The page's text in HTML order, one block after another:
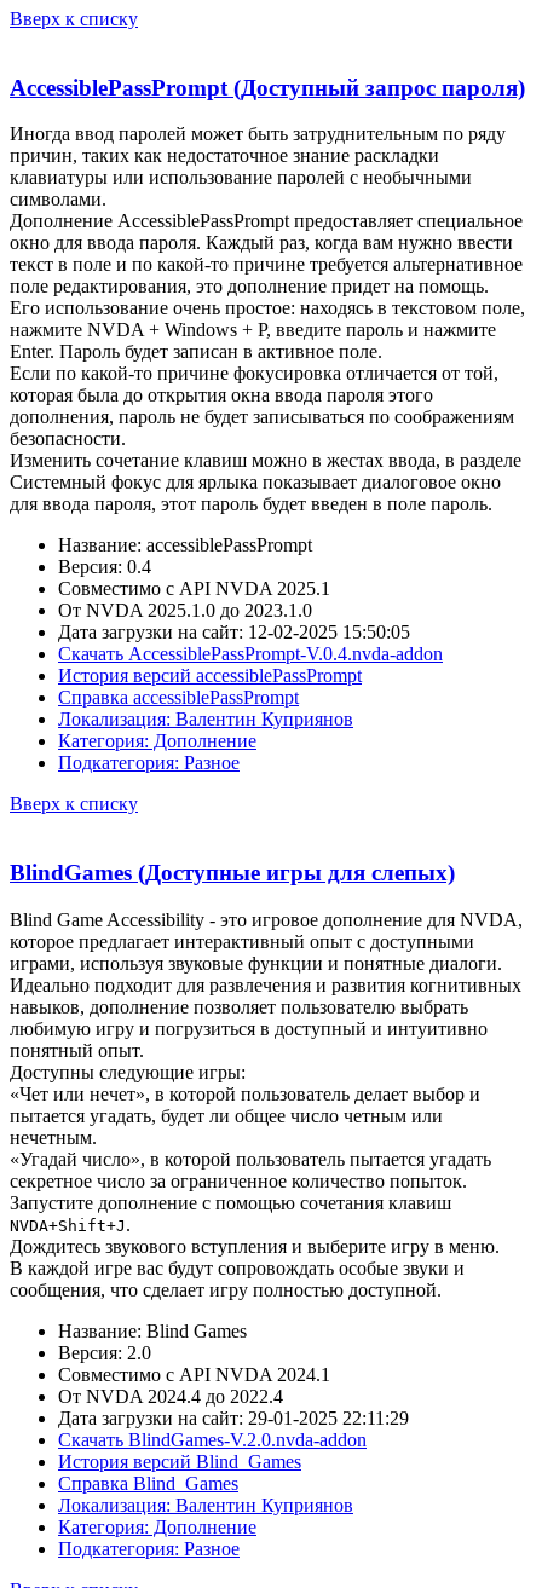
Вверх к списку
AccessiblePassPrompt (Доступный запрос пароля)
Иногда ввод паролей может быть затруднительным по ряду
причин, таких как недостаточное знание раскладки
клавиатуры или использование паролей с необычными
символами.
Дополнение AccessiblePassPrompt предоставляет специальное
окно для ввода пароля. Каждый раз, когда вам нужно ввести
текст в поле и по какой-то причине требуется альтернативное
поле редактирования, это дополнение придет на помощь.
Его использование очень простое: находясь в текстовом поле,
нажмите NVDA + Windows + P, введите пароль и нажмите
Enter. Пароль будет записан в активное поле.
Если по какой-то причине фокусировка отличается от той,
которая была до открытия окна ввода пароля этого
дополнения, пароль не будет записываться по соображениям
безопасности.
Изменить сочетание клавиш можно в жестах ввода, в разделе
Системный фокус для ярлыка показывает диалоговое окно
для ввода пароля, этот пароль будет введен в поле пароль.
Название: accessiblePassPrompt
Версия: 0.4
Совместимо с API NVDA 2025.1
От NVDA 2025.1.0 до 2023.1.0
Дата загрузки на сайт: 12-02-2025 15:50:05
Скачать AccessiblePassPrompt-V.0.4.nvda-addon
История версий accessiblePassPrompt
Справка accessiblePassPrompt
Локализация: Валентин Куприянов
Категория: Дополнение
Подкатегория: Разное
Вверх к списку
BlindGames (Доступные игры для слепых)
Blind Game Accessibility - это игровое дополнение для NVDA,
которое предлагает интерактивный опыт с доступными
играми, используя звуковые функции и понятные диалоги.
Идеально подходит для развлечения и развития когнитивных
навыков, дополнение позволяет пользователю выбрать
любимую игру и погрузиться в доступный и интуитивно
понятный опыт.
Доступны следующие игры:
«Чет или нечет», в которой пользователь делает выбор и
пытается угадать, будет ли общее число четным или
нечетным.
«Угадай число», в которой пользователь пытается угадать
секретное число за ограниченное количество попыток.
Запустите дополнение с помощью сочетания клавиш
NVDA+Shift+J .
Дождитесь звукового вступления и выберите игру в меню.
В каждой игре вас будут сопровождать особые звуки и
сообщения, что сделает игру полностью доступной.
Название: Blind Games
Версия: 2.0
Совместимо с API NVDA 2024.1
От NVDA 2024.4 до 2022.4
Дата загрузки на сайт: 29-01-2025 22:11:29
Скачать BlindGames-V.2.0.nvda-addon
История версий Blind_Games
Справка Blind_Games
Локализация: Валентин Куприянов
Категория: Дополнение
Подкатегория: Разное